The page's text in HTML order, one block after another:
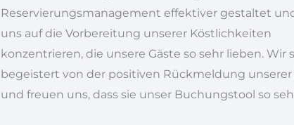
Reservierungsmanagement effektiver gestaltet
uns auf die Vorbereitung unserer Köstlichkeiten
konzentrieren, die unsere Gäste so sehr lieben. Wir
begeistert von der positiven Rückmeldung
und freuen uns, dass sie unser Buchungstool so